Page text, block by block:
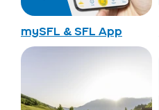
mySFL & SFL App